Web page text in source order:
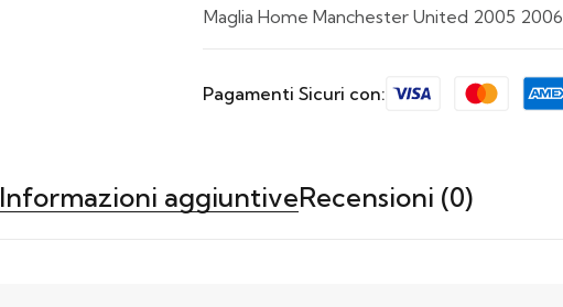
Maglia Home Manchester United 2005 2006
Pagamenti Sicuri con:
Informazioni aggiuntiveRecensioni (0)